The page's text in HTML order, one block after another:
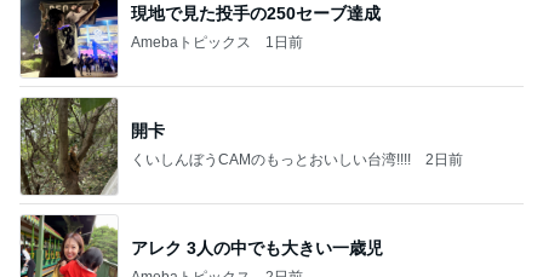
現地で見た投手の250セーブ達成
Amebaトピックス 1日前
開卡
くいしんぼうCAMのもっとおいしい台湾!!!! 2日前
アレク 3人の中でも大きい一歳児